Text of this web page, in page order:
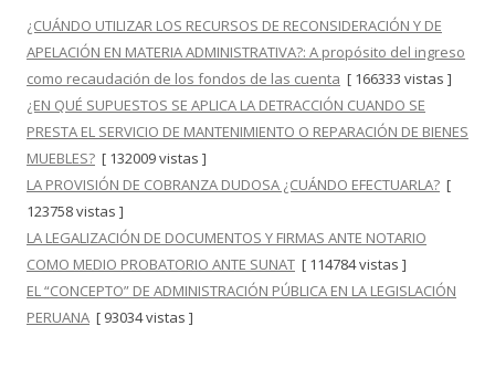
¿CUÁNDO UTILIZAR LOS RECURSOS DE RECONSIDERACIÓN Y DE
APELACIÓN EN MATERIA ADMINISTRATIVA?: A propósito del ingreso
como recaudación de los fondos de las cuenta [ 166333 vistas ]
¿EN QUÉ SUPUESTOS SE APLICA LA DETRACCIÓN CUANDO SE
PRESTA EL SERVICIO DE MANTENIMIENTO O REPARACIÓN DE BIENES
MUEBLES? [ 132009 vistas ]
LA PROVISIÓN DE COBRANZA DUDOSA ¿CUÁNDO EFECTUARLA? [
123758 vistas ]
LA LEGALIZACIÓN DE DOCUMENTOS Y FIRMAS ANTE NOTARIO
COMO MEDIO PROBATORIO ANTE SUNAT [ 114784 vistas ]
EL “CONCEPTO” DE ADMINISTRACIÓN PÚBLICA EN LA LEGISLACIÓN
PERUANA [ 93034 vistas ]